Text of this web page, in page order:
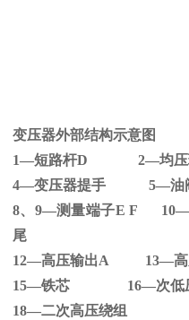
变压器外部结构示意图
1—短路杆D 2—均
4—变压器提手 5—
8、 9—测量端子E F 10—
尾
12—高压输出A 13—
15—铁芯 16—次
18—二次高压绕组